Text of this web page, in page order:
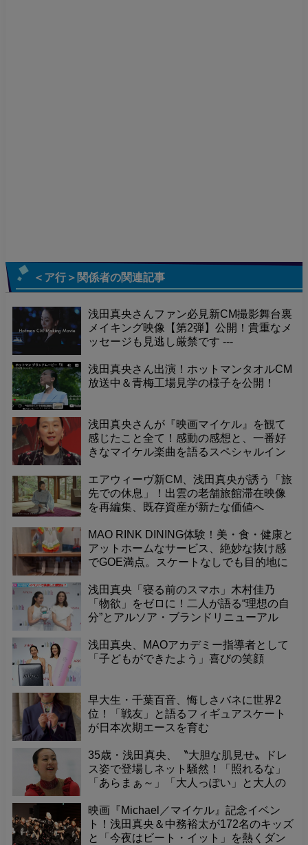
＜ア行＞関係者の関連記事
浅田真央さんファン必見新CM撮影舞台裏
メイキング映像【第2弾】公開！貴重なメ
ッセージも見逃し厳禁です ---
浅田真央さん出演！ホットマンタオルCM
放送中＆青梅工場見学の様子を公開！
浅田真央さんが『映画マイケル』を観て
感じたこと全て！感動の感想と、一番好
きなマイケル楽曲を語るスペシャルイン
エアウィーヴ新CM、浅田真央が誘う「旅
先での休息」！出雲の老舗旅館滞在映像
を再編集、既存資産が新たな価値へ
MAO RINK DINING体験！美・食・健康と
アットホームなサービス、絶妙な抜け感
でGOE満点。スケートなしでも目的地に
グ！
浅田真央「寝る前のスマホ」木村佳乃
「物欲」をゼロに！二人が語る“理想の自
分”とアルソア・ブランドリニューアル
浅田真央、MAOアカデミー指導者として
「子どもができたよう」喜びの笑顔
早大生・千葉百音、悔しさバネに世界2
位！「戦友」と語るフィギュアスケート
が日本次期エースを育む
35歳・浅田真央、〝大胆な肌見せ〟ドレ
ス姿で登場しネット騒然！「照れるな」
「あらまぁ～」「大人っぽい」と大人の
映画『Michael／マイケル』記念イベン
ト！浅田真央＆中務裕太が172名のキッズ
と「今夜はビート・イット」を熱くダン